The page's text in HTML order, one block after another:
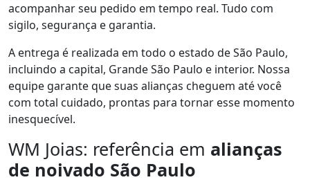
acompanhar seu pedido em tempo real. Tudo com
sigilo, segurança e garantia.
A entrega é realizada em todo o estado de São Paulo,
incluindo a capital, Grande São Paulo e interior. Nossa
equipe garante que suas alianças cheguem até você
com total cuidado, prontas para tornar esse momento
inesquecível.
WM Joias: referência em alianças
de noivado São Paulo